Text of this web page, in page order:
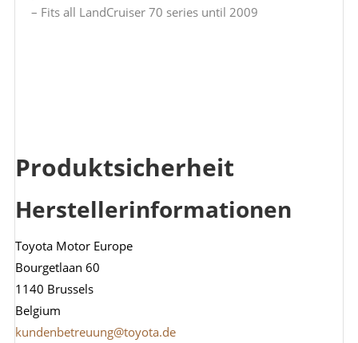
– Fits all LandCruiser 70 series until 2009
Produktsicherheit
Herstellerinformationen
Toyota Motor Europe
Bourgetlaan 60
1140 Brussels
Belgium
kundenbetreuung@toyota.de